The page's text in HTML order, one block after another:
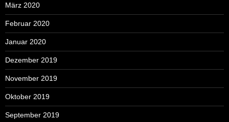
März 2020
Februar 2020
Januar 2020
Dezember 2019
November 2019
Oktober 2019
September 2019